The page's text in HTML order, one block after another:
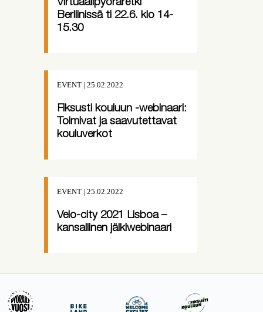
Berliinissä ti 22.6. klo 14-
15.30
EVENT | 25.02.2022
Fiksusti kouluun -webinaari:
Toimivat ja saavutettavat
kouluverkot
EVENT | 25.02.2022
Velo-city 2021 Lisboa –
kansallinen jälkiwebinaari